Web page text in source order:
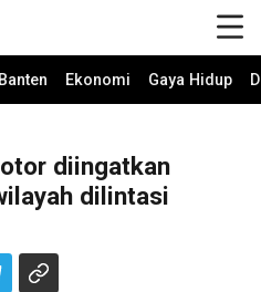
Ekonomi Gaya Hidup
diingatkan
dilintasi